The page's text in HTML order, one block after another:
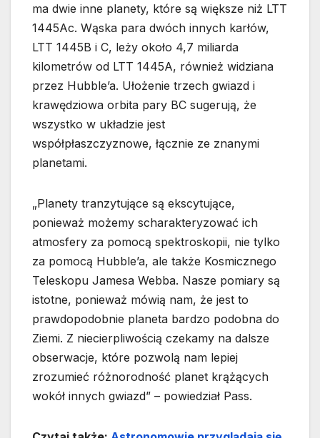
ma dwie inne planety, które są większe niż LTT
1445Ac. Wąska para dwóch innych karłów,
LTT 1445B i C, leży około 4,7 miliarda
kilometrów od LTT 1445A, również widziana
przez Hubble’a. Ułożenie trzech gwiazd i
krawędziowa orbita pary BC sugerują, że
wszystko w układzie jest
współpłaszczyznowe, łącznie ze znanymi
planetami.
„Planety tranzytujące są ekscytujące,
ponieważ możemy scharakteryzować ich
atmosfery za pomocą spektroskopii, nie tylko
za pomocą Hubble’a, ale także Kosmicznego
Teleskopu Jamesa Webba. Nasze pomiary są
istotne, ponieważ mówią nam, że jest to
prawdopodobnie planeta bardzo podobna do
Ziemi. Z niecierpliwością czekamy na dalsze
obserwacje, które pozwolą nam lepiej
zrozumieć różnorodność planet krążących
wokół innych gwiazd” – powiedział Pass.